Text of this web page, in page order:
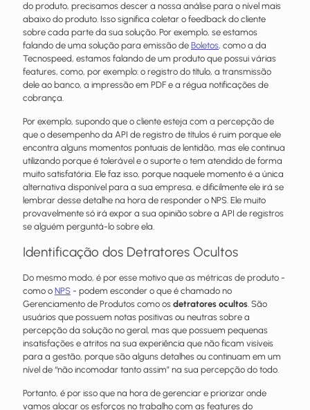
do produto, precisamos descer a nossa análise para o nível mais
abaixo do produto. Isso significa coletar o feedback do cliente
sobre cada parte da sua solução. Por exemplo, se estamos
falando de uma solução para emissão de Boletos, como a da
Tecnospeed, estamos falando de um produto que possui várias
features, como, por exemplo: o registro do título, a transmissão
dele ao banco, a impressão em PDF e a régua notificações de
cobrança.
Por exemplo, supondo que o cliente esteja com a percepção de
que o desempenho da API de registro de títulos é ruim porque ele
encontra alguns momentos pontuais de lentidão, mas ele continua
utilizando porque é tolerável e o suporte o tem atendido de forma
muito satisfatória. Ele faz isso, porque naquele momento é a única
alternativa disponível para a sua empresa, e dificilmente ele irá se
lembrar desse detalhe na hora de responder o NPS. Ele muito
provavelmente só irá expor a sua opinião sobre a API de registros
se alguém perguntá-lo sobre ela.
Identificação dos Detratores Ocultos
Do mesmo modo, é por esse motivo que as métricas de produto -
como o NPS - podem esconder o que é chamado no
Gerenciamento de Produtos como os detratores ocultos. São
usuários que possuem notas positivas ou neutras sobre a
percepção da solução no geral, mas que possuem pequenas
insatisfações e atritos na sua experiência que não ficam visíveis
para a gestão, porque são alguns detalhes ou continuam em um
nível de “não incomodar tanto assim” na sua percepção do todo.
Portanto, é por isso que na hora de gerenciar e priorizar onde
vamos alocar os esforços no trabalho com as features do